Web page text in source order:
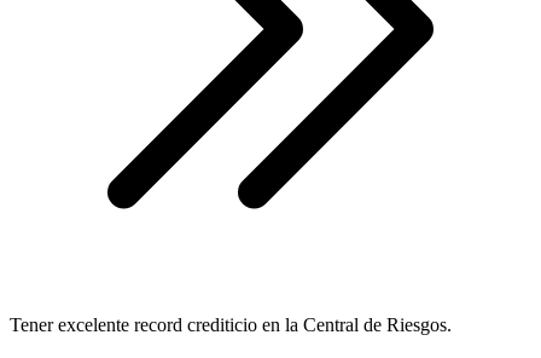
Tener excelente record crediticio en la Central de Riesgos.